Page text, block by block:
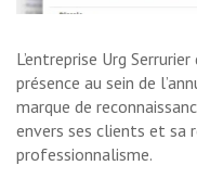
L’entreprise Urg
présence au sein de
marque de
envers ses clients et sa
professionnalisme.